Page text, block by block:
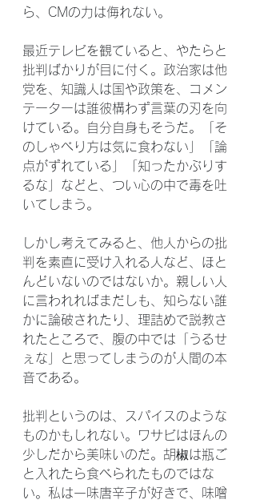
ら、CMの力は侮れない。
最近テレビを観ていると、やたらと
批判ばかりが目に付く。政治家は他
党を、知識人は国や政策を、コメン
テーターは誰彼構わず言葉の刃を向
けている。自分自身もそうだ。「そ
のしゃべり方は気に食わない」「論
点がずれている」「知ったかぶりす
るな」などと、つい心の中で毒を吐
いてしまう。
しかし考えてみると、他人からの批
判を素直に受け入れる人など、ほと
んどいないのではないか。親しい人
に言われればまだしも、知らない誰
かに論破されたり、理詰めで説教さ
れたところで、腹の中では「うるせ
ぇな」と思ってしまうのが人間の本
音である。
批判というのは、スパイスのような
ものかもしれない。ワサビはほんの
少しだから美味いのだ。胡椒は瓶ご
と入れたら食べられたものではな
い。私は一味唐辛子が好きで、味噌